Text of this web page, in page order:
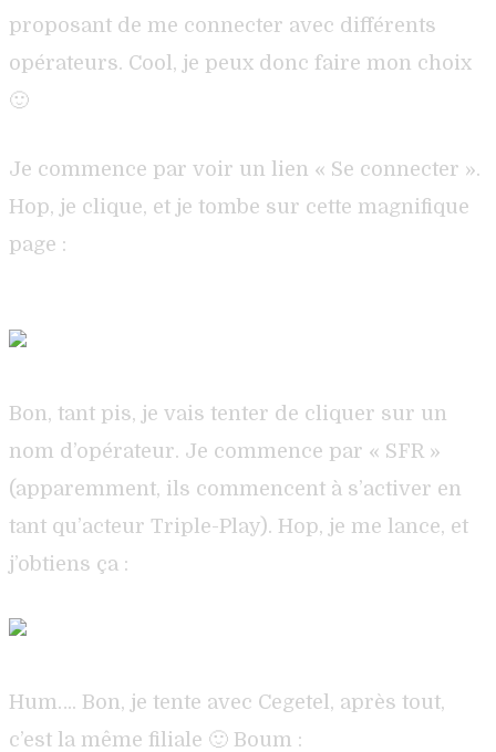
proposant de me connecter avec différents
opérateurs. Cool, je peux donc faire mon choix
🙂
Je commence par voir un lien « Se connecter ».
Hop, je clique, et je tombe sur cette magnifique
page :
Bon, tant pis, je vais tenter de cliquer sur un
nom d’opérateur. Je commence par « SFR »
(apparemment, ils commencent à s’activer en
tant qu’acteur Triple-Play). Hop, je me lance, et
j’obtiens ça :
Hum…. Bon, je tente avec Cegetel, après tout,
c’est la même filiale 🙂 Boum :